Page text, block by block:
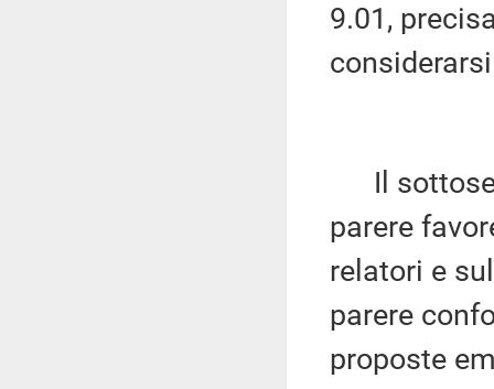
9.01,
Il
parere
relatori e
parere
proposte